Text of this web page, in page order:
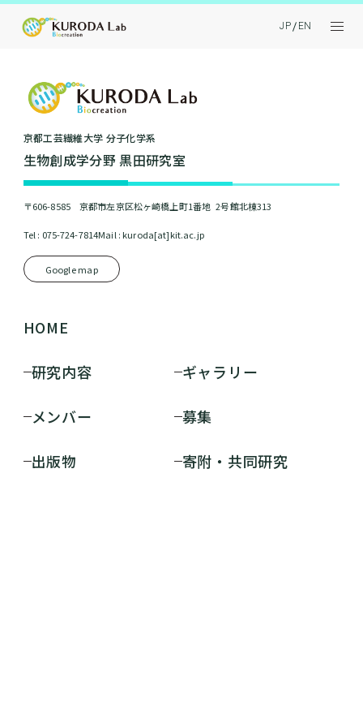
JP EN
京都⼯芸繊維⼤学 分⼦化学系
⽣物創成学分野 黒⽥研究室
〒606-8585 京都市左京区松ヶ崎橋上町1番地 2号館北棟313
Tel : 075-724-7814Mail : kuroda[at]kit.ac.jp
Google map
HOME
研究内容
メンバー
出版物
ギャラリー
募集
寄附・共同研究